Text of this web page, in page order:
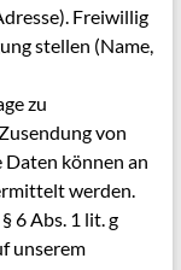
Freiwillig
stellen (Name,
zu
von
können an
werden.
6 Abs. 1 lit. g
unserem